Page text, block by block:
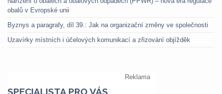
obalů v Evropské unii
Byznys a paragrafy, díl 39.: Jak na organizační změny ve společnosti
Uzavírky místních i účelových komunikací a zřizování objížděk